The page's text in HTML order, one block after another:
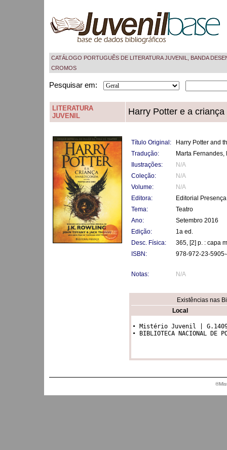
CATÁLOGO PORTUGUÊS DE LITERATURA JUVENIL, BANDA
CROMOS
Pesquisar em:
LITERATURA
JUVENIL
Harry Potter e a
Título Original:
Harry Potter and
Tradução:
Marta
Ilustrações:
N/A
Coleção:
N/A
Volume:
N/A
Editora:
Editorial Presença
Tema:
Teatro
Ano:
Setembro 2016
Edição:
1a ed.
Desc. Física:
365, [2] p. : capa
ISBN:
978-972-23-
Notas: N/A
Existências nas
Local
• Mistério Juvenil |
• BIBLIOTECA NACIONAL DE